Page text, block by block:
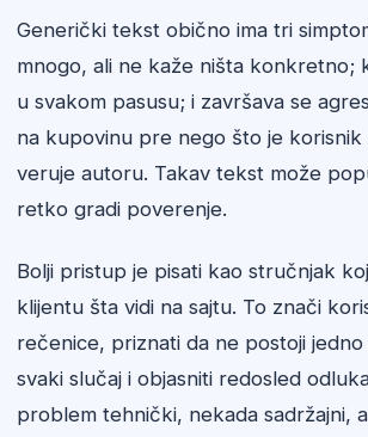
Generički tekst obično ima tri
mnogo, ali ne kaže ništa konkretno;
u svakom pasusu; i završava se
na kupovinu pre nego što je
veruje autoru. Takav tekst može
retko gradi poverenje.
Bolji pristup je pisati kao stručnjak
klijentu šta vidi na sajtu. To znači
rečenice, priznati da ne postoji
svaki slučaj i objasniti redosled
problem tehnički, nekada sadržajni,